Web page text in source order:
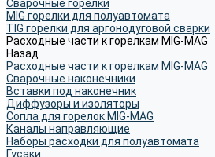
Сварочные горелки
MIG горелки для полуавтомата
TIG горелки для аргонодуговой сварки
Расходные части к горелкам MIG-MAG
Назад
Расходные части к горелкам MIG-MAG
Сварочные наконечники
Вставки под наконечник
Диффузоры и изоляторы
Сопла для горелок MIG-MAG
Каналы направляющие
Наборы расходки для полуавтомата
Гусаки